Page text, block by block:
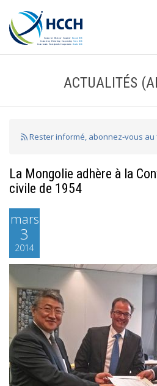
ACTUALITÉS
Rester informé, abonnez-vous au
La Mongolie adhère à la
civile de 1954
mars
3
2014